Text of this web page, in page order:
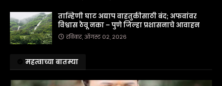
ताम्हिणी घाट अद्याप वाहतुकीसाठी बंद; अफवांवर
विश्वास ठेवू नका – पुणे जिल्हा प्रशासनाचे आवाहन
रविवार, ऑगस्ट ०२, २०२६
महत्वाच्या बातम्या